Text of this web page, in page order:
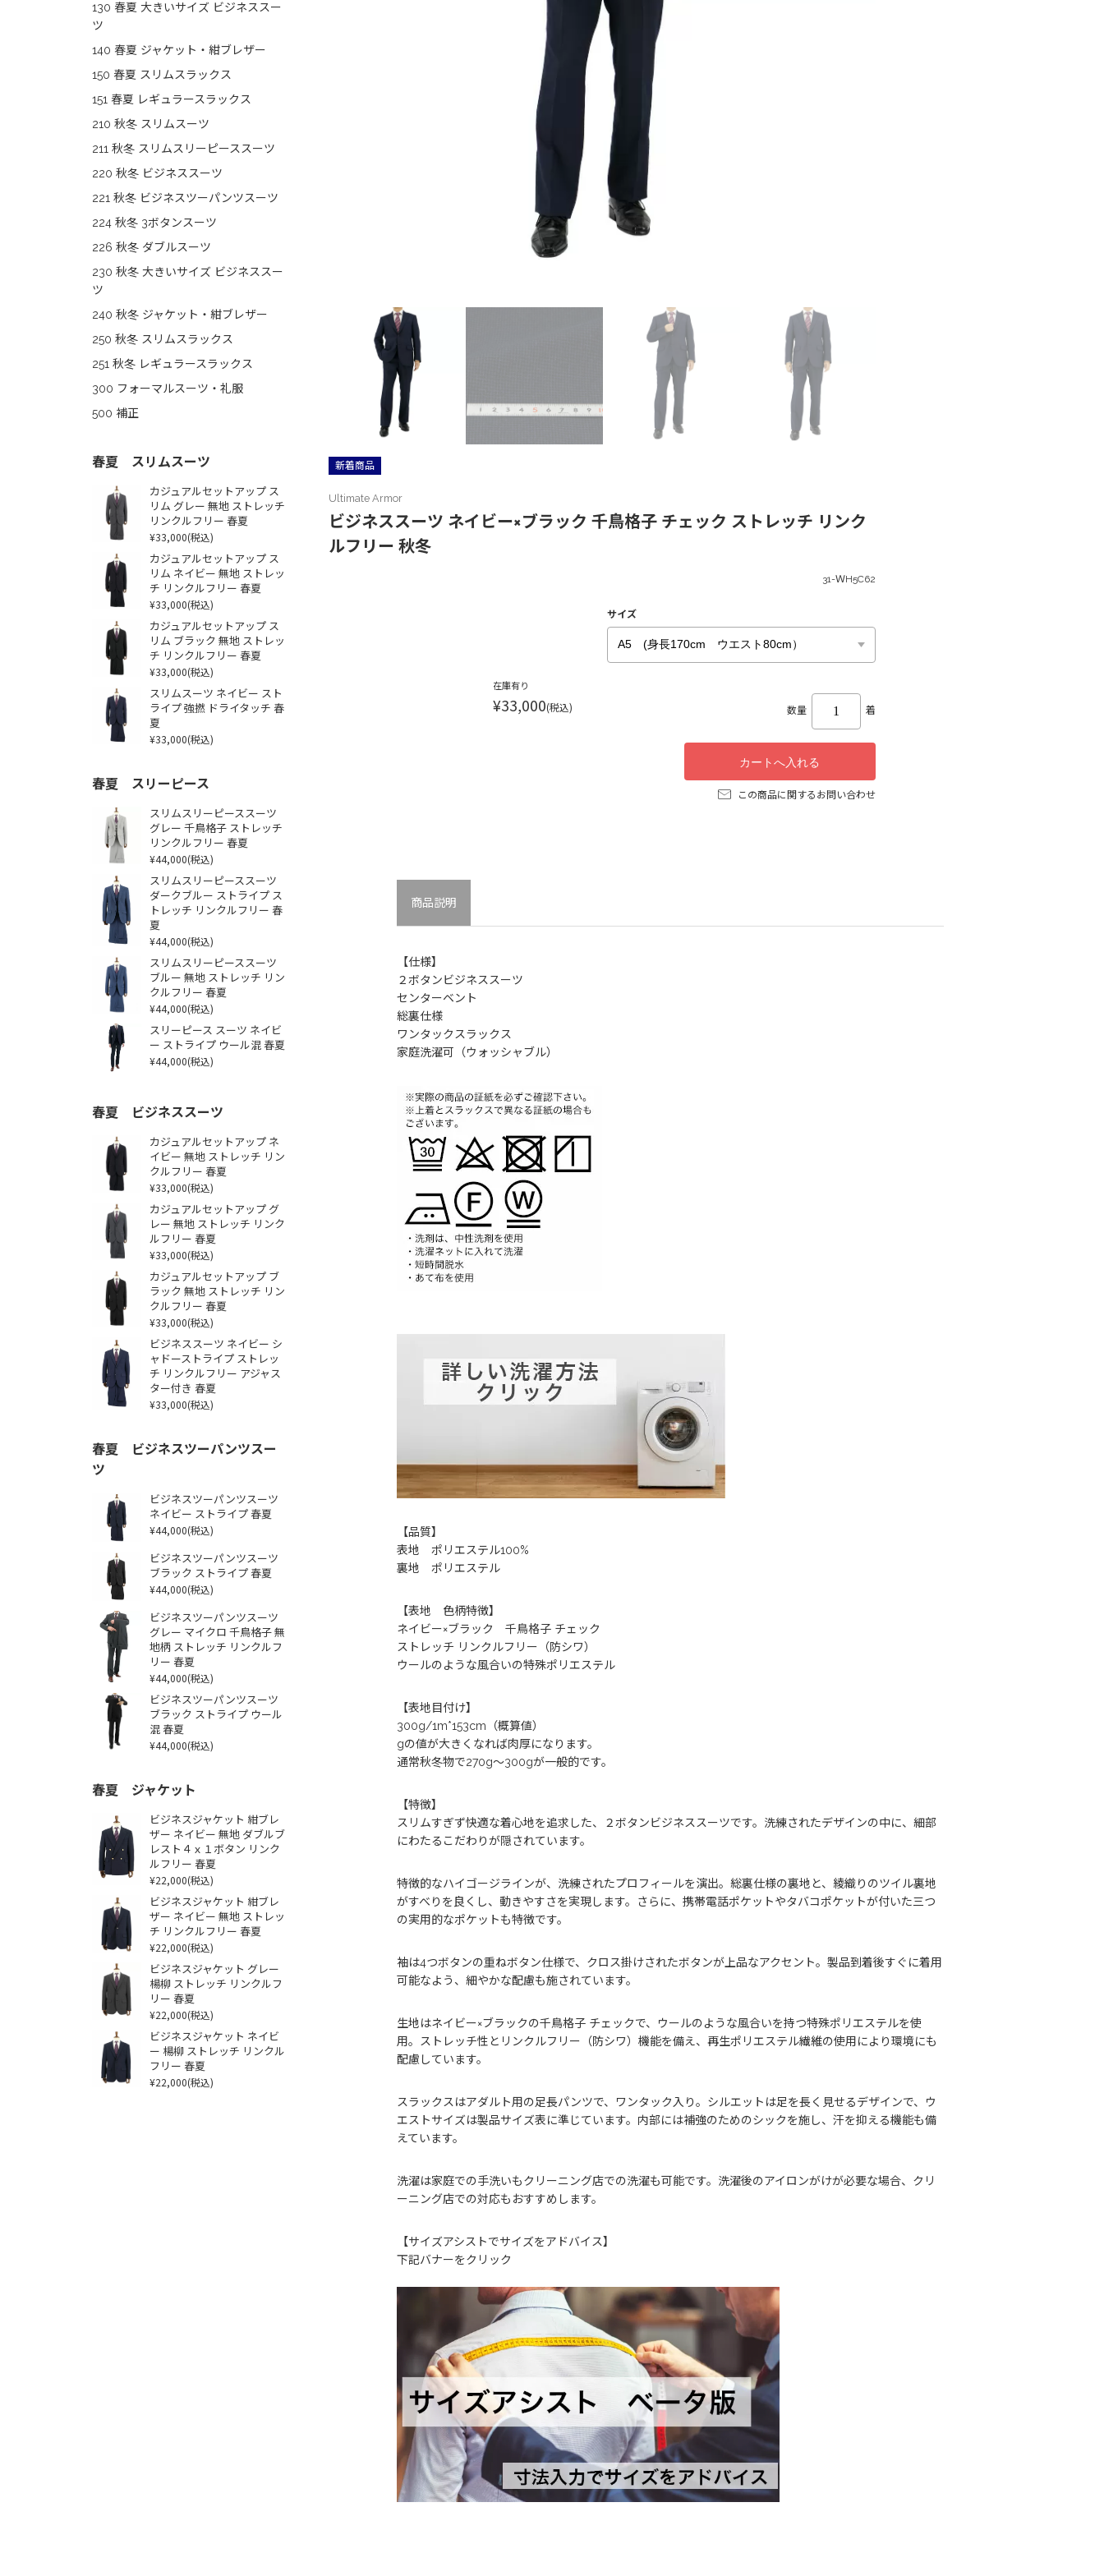
新着商品
Ultimate Armor
ビジネススーツ ネイビー×ブラック 千鳥格子 チェック ストレッチ リンク
ルフリー 秋冬
31-ＷH5C62
サイズ
在庫有り
¥33,000(税込) 数量 着
この商品に関するお問い合わせ
商品説明
【仕様】
２ボタンビジネススーツ
センターベント
総裏仕様
ワンタックスラックス
家庭洗濯可（ウォッシャブル）
【品質】
表地 ポリエステル100%
裏地 ポリエステル
【表地 色柄特徴】
ネイビー×ブラック 千鳥格子 チェック
ストレッチ リンクルフリー（防シワ）
ウールのような風合いの特殊ポリエステル
【表地目付け】
300g/1m*153cm（概算値）
gの値が大きくなれば肉厚になります。
通常秋冬物で270g～300gが一般的です。
【特徴】
スリムすぎず快適な着心地を追求した、２ボタンビジネススーツです。洗練されたデザインの中に、細部
にわたるこだわりが隠されています。
特徴的なハイゴージラインが、洗練されたプロフィールを演出。総裏仕様の裏地と、綾織りのツイル裏地
がすべりを良くし、動きやすさを実現します。さらに、携帯電話ポケットやタバコポケットが付いた三つ
の実用的なポケットも特徴です。
袖は4つボタンの重ねボタン仕様で、クロス掛けされたボタンが上品なアクセント。製品到着後すぐに着用
可能なよう、細やかな配慮も施されています。
生地はネイビー×ブラックの千鳥格子 チェックで、ウールのような風合いを持つ特殊ポリエステルを使
用。ストレッチ性とリンクルフリー（防シワ）機能を備え、再生ポリエステル繊維の使用により環境にも
配慮しています。
スラックスはアダルト用の足長パンツで、ワンタック入り。シルエットは足を長く見せるデザインで、ウ
エストサイズは製品サイズ表に準じています。内部には補強のためのシックを施し、汗を抑える機能も備
えています。
洗濯は家庭での手洗いもクリーニング店での洗濯も可能です。洗濯後のアイロンがけが必要な場合、クリ
ーニング店での対応もおすすめします。
【サイズアシストでサイズをアドバイス】
下記バナーをクリック
130 春夏 大きいサイズ ビジネススー
ツ
140 春夏 ジャケット・紺ブレザー
150 春夏 スリムスラックス
151 春夏 レギュラースラックス
210 秋冬 スリムスーツ
211 秋冬 スリムスリーピーススーツ
220 秋冬 ビジネススーツ
221 秋冬 ビジネスツーパンツスーツ
224 秋冬 3ボタンスーツ
226 秋冬 ダブルスーツ
230 秋冬 大きいサイズ ビジネススー
ツ
240 秋冬 ジャケット・紺ブレザー
250 秋冬 スリムスラックス
251 秋冬 レギュラースラックス
300 フォーマルスーツ・礼服
500 補正
春夏 スリムスーツ
カジュアルセットアップ ス
リム グレー 無地 ストレッチ
リンクルフリー 春夏
¥33,000(税込)
カジュアルセットアップ ス
リム ネイビー 無地 ストレッ
チ リンクルフリー 春夏
¥33,000(税込)
カジュアルセットアップ ス
リム ブラック 無地 ストレッ
チ リンクルフリー 春夏
¥33,000(税込)
スリムスーツ ネイビー スト
ライプ 強撚 ドライタッチ 春
夏
¥33,000(税込)
春夏 スリーピース
スリムスリーピーススーツ
グレー 千鳥格子 ストレッチ
リンクルフリー 春夏
¥44,000(税込)
スリムスリーピーススーツ
ダークブルー ストライプ ス
トレッチ リンクルフリー 春
夏
¥44,000(税込)
スリムスリーピーススーツ
ブルー 無地 ストレッチ リン
クルフリー 春夏
¥44,000(税込)
スリーピース スーツ ネイビ
ー ストライプ ウール混 春夏
¥44,000(税込)
春夏 ビジネススーツ
カジュアルセットアップ ネ
イビー 無地 ストレッチ リン
クルフリー 春夏
¥33,000(税込)
カジュアルセットアップ グ
レー 無地 ストレッチ リンク
ルフリー 春夏
¥33,000(税込)
カジュアルセットアップ ブ
ラック 無地 ストレッチ リン
クルフリー 春夏
¥33,000(税込)
ビジネススーツ ネイビー シ
ャドーストライプ ストレッ
チ リンクルフリー アジャス
ター付き 春夏
¥33,000(税込)
春夏 ビジネスツーパンツスー
ツ
ビジネスツーパンツスーツ
ネイビー ストライプ 春夏
¥44,000(税込)
ビジネスツーパンツスーツ
ブラック ストライプ 春夏
¥44,000(税込)
ビジネスツーパンツスーツ
グレー マイクロ 千鳥格子 無
地柄 ストレッチ リンクルフ
リー 春夏
¥44,000(税込)
ビジネスツーパンツスーツ
ブラック ストライプ ウール
混 春夏
¥44,000(税込)
春夏 ジャケット
ビジネスジャケット 紺ブレ
ザー ネイビー 無地 ダブルブ
レスト４ｘ１ボタン リンク
ルフリー 春夏
¥22,000(税込)
ビジネスジャケット 紺ブレ
ザー ネイビー 無地 ストレッ
チ リンクルフリー 春夏
¥22,000(税込)
ビジネスジャケット グレー
楊柳 ストレッチ リンクルフ
リー 春夏
¥22,000(税込)
ビジネスジャケット ネイビ
ー 楊柳 ストレッチ リンクル
フリー 春夏
¥22,000(税込)